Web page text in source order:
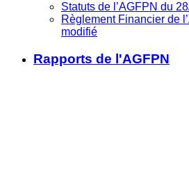
Statuts de l’AGFPN du
Règlement Financier de
modifié
Rapports de l'AGFPN